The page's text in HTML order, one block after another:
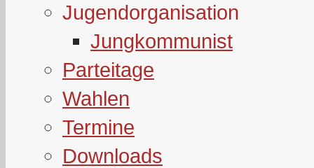
Jugendorganisation
Jungkommunist
Parteitage
Wahlen
Termine
Downloads